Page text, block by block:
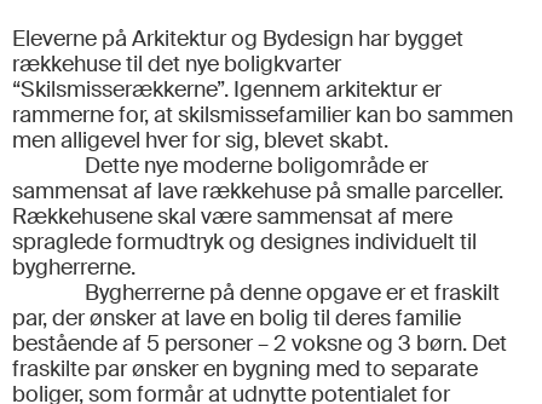
Eleverne på Arkitektur og Bydesign har bygget
rækkehuse til det nye boligkvarter
“Skilsmisserækkerne”. Igennem arkitektur er
rammerne for, at skilsmissefamilier kan bo sammen
men alligevel hver for sig, blevet skabt.
Dette nye moderne boligområde er
sammensat af lave rækkehuse på smalle parceller.
Rækkehusene skal være sammensat af mere
spraglede formudtryk og designes individuelt til
bygherrerne.
Bygherrerne på denne opgave er et fraskilt
par, der ønsker at lave en bolig til deres familie
bestående af 5 personer – 2 voksne og 3 børn. Det
fraskilte par ønsker en bygning med to separate
boliger, som formår at udnytte potentialet for